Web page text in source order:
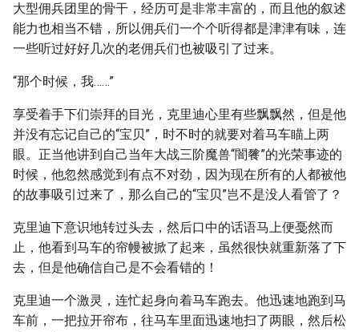
大型佣兵团里的骨干，经历可是非常丰富的，而且他的叙述
能力也相当不错，所以佣兵们一个个听得都是津津有味，连
一些听过好好几次的老佣兵们也被吸引了过来。
“那个时候，我……”
享受着手下们崇拜的目光，克里迪心里有些飘飘然，但是他
并没有忘记自己的“宝贝”，时不时的就要对着马车瞄上两
眼。正当他讲到自己当年大战三阶魔兽“闇餮”的光荣事迹的
时候，他忽然感觉到有点不对劲，因为现在所有的人都被他
的故事吸引过来了，那么自己的“宝贝”岂不是没人看管了？
克里迪下意识地转过头去，然后口中的话语马上便戞然而
止，他看到马车的帘幔被掀了起来，虽然很快就重新落了下
去，但是他确信自己是不会看错的！
克里迪一个激灵，连忙起身向着马车跑去。他迅速地跑到马
车前，一把拉开帘布，往马车里面迅速地扫了两眼，然后松